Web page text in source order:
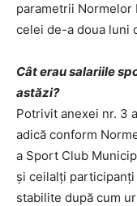
parametrii Normelor
celei de-a doua luni
Cât erau salariile
astăzi?
Potrivit anexei nr. 3
adică conform
a Sport Club
și ceilalţi
stabilite după cum